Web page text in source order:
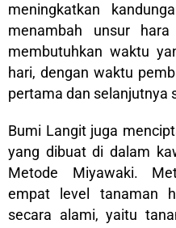
meningkatkan
menambah unsur
membutuhkan waktu
hari, dengan waktu
pertama dan selanjutnya
Bumi Langit juga
yang dibuat di dalam
Metode Miyawaki.
empat level tanaman
secara alami, yaitu